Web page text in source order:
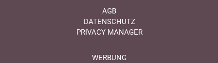
AGB
DATENSCHUTZ
PRIVACY MANAGER
WERBUNG